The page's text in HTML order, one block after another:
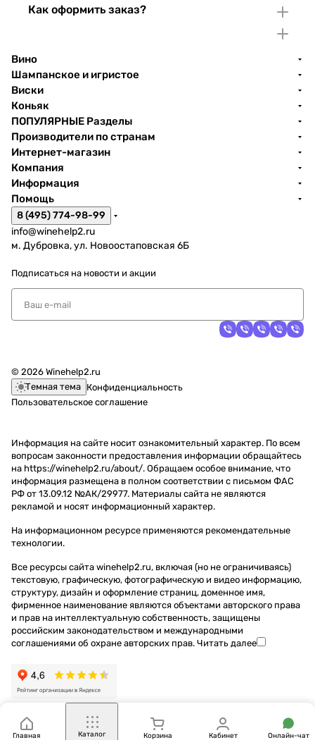
Как оформить заказ?
Главная Каталог Корзина Кабинет Онлайн-чат
Вино
Шампанское и игристое
Виски
Коньяк
ПОПУЛЯРНЫЕ Разделы
Производители по странам
Интернет-магазин
Компания
Информация
Помощь
8 (495) 774-98-99
info@winehelp2.ru
м. Дубровка, ул. Новоостаповская 6Б
Подписаться на новости и акции
© 2026 Winehelp2.ru
Темная тема Конфиденциальность
Пользовательское соглашение
Информация на сайте носит ознакомительный характер. По всем
вопросам законности предоставления информации обращайтесь
на https://winehelp2.ru/about/. Обращаем особое внимание, что
информация размещена в полном соответствии с письмом ФАС
РФ от 13.09.12 №АК/29977. Материалы сайта не являются
рекламой и носят информационный характер.
На информационном ресурсе применяются рекомендательные
технологии.
Все ресурсы сайта winehelp2.ru, включая (но не ограничиваясь)
текстовую, графическую, фотографическую и видео информацию,
структуру, дизайн и оформление страниц, доменное имя,
фирменное наименование являются объектами авторского права
и прав на интеллектуальную собственность, защищены
российским законодательством и международными
соглашениями об охране авторских прав. Читать далее